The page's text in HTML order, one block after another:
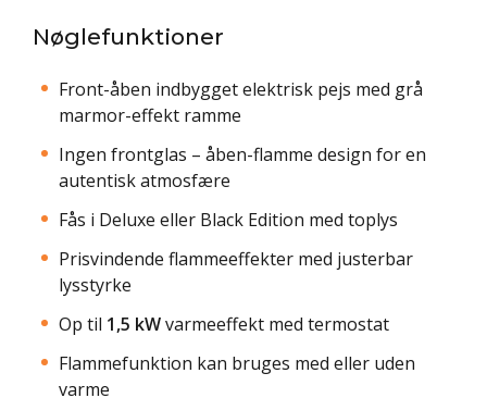
Nøglefunktioner
Front-åben indbygget elektrisk pejs med grå
marmor-effekt ramme
Ingen frontglas – åben-flamme design for en
autentisk atmosfære
Fås i Deluxe eller Black Edition med toplys
Prisvindende flammeeffekter med justerbar
lysstyrke
Op til 1,5 kWvarmeeffekt med termostat
Flammefunktion kan bruges med eller uden
varme